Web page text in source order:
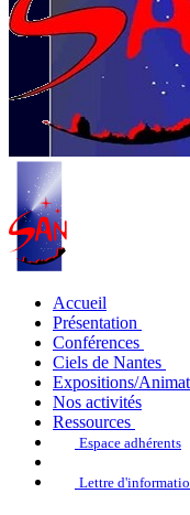
Accueil
Présentation
Conférences
Ciels de Nantes
Expositions/
Nos activités
Ressources
Espace adhérents
Lettre